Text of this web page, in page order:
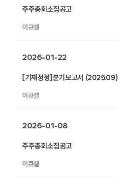
주주총회소집공고
이큐셀
2026-01-22
[기재정정]분기보고서 (2025.09)
이큐셀
2026-01-08
주주총회소집공고
이큐셀